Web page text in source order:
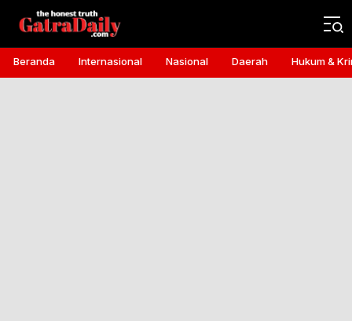
Gatra Daily
the honest truth
Beranda Internasional Nasional Daerah Hukum &